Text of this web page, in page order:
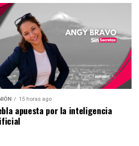
15 horas ago
apuesta por la inteligencia